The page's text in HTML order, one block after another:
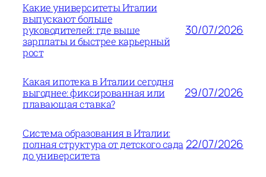
Какие университеты Италии
выпускают больше
руководителей: где выше
зарплаты и быстрее карьерный
рост
30/07/2026
Какая ипотека в Италии сегодня
выгоднее: фиксированная или
плавающая ставка?
29/07/2026
Система образования в Италии:
полная структура от детского сада
до университета
22/07/2026